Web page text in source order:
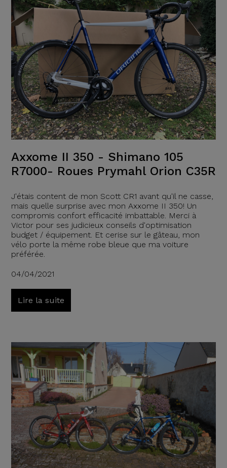
Axxome II 350 - Shimano 105
R7000- Roues Prymahl Orion C35R
J'étais content de mon Scott CR1 avant qu'il ne casse,
mais quelle surprise avec mon Axxome II 350! Un
compromis confort efficacité imbattable. Merci à
Victor pour ses judicieux conseils d'optimisation
budget / équipement. Et cerise sur le gâteau, mon
vélo porte la même robe bleue que ma voiture
préférée.
04/04/2021
Lire la suite